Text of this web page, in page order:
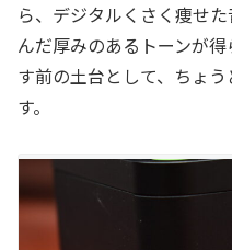
ら、デジタルくさく痩せ
んだ厚みのあるトーンが
す前の土台として、ちょ
す。